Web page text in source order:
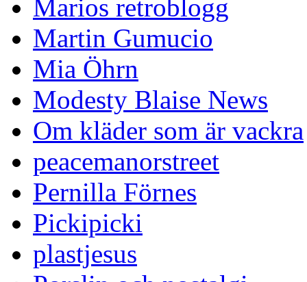
Marios retroblogg
Martin Gumucio
Mia Öhrn
Modesty Blaise News
Om kläder som är vackra
peacemanorstreet
Pernilla Förnes
Pickipicki
plastjesus